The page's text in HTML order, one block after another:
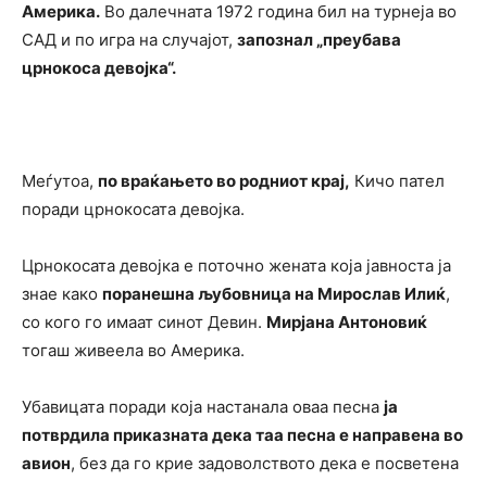
Америка. Во далечната 1972 година бил на турнеја во
САД и по игра на случајот, запознал „преубава
црнокоса девојка“.
Меѓутоа, по враќањето во родниот крај, Кичо пател
поради црнокосата девојка.
Црнокосата девојка е поточно жената која јавноста ја
знае како поранешна љубовница на Мирослав Илиќ,
со кого го имаат синот Девин. Мирјана Антоновиќ
тогаш живеела во Америка.
Убавицата поради која настанала оваа песна ја
потврдила приказната дека таа песна е направена во
авион, без да го крие задоволството дека е посветена